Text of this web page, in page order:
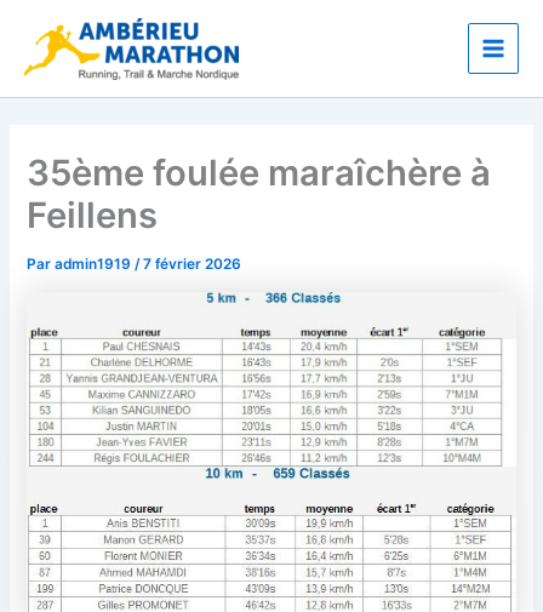
contenu
Main
35ème foulée maraîchère à
Feillens
Paradmin1919/7 février 2026